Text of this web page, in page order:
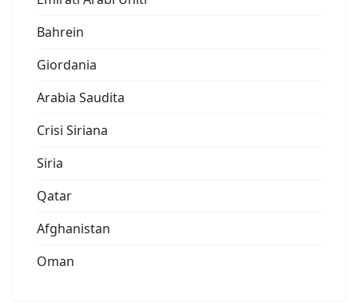
Bahrein
Giordania
Arabia Saudita
Crisi Siriana
Siria
Qatar
Afghanistan
Oman